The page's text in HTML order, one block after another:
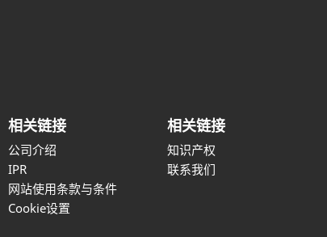
相关链接
公司介绍
IPR
网站使用条款与条件
Cookie设置
相关链接
知识产权
联系我们